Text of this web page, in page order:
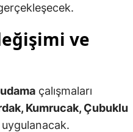
ve
çalışmaları
Kumrucak, Çubuklu